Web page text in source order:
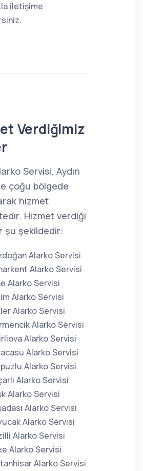
iletişime
Verdiğimiz
Servisi, Aydın
çoğu bölgede
hizmet
Hizmet verdiği
şu şekildedir:
Alarko Servisi
Alarko Servisi
Alarko Servisi
Alarko Servisi
Alarko Servisi
Alarko Servisi
Alarko Servisi
Alarko Servisi
Alarko Servisi
Alarko Servisi
Alarko Servisi
Alarko Servisi
Alarko Servisi
Alarko Servisi
Alarko Servisi
Alarko Servisi